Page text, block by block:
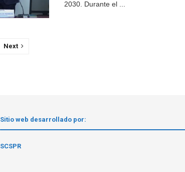
2030. Durante el ...
Next
Sitio web desarrollado por:
SCSPR